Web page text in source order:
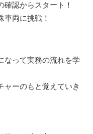
確認からスタート！
両に挑戦！
なって実務の流れを学
ャーのもと覚えていき